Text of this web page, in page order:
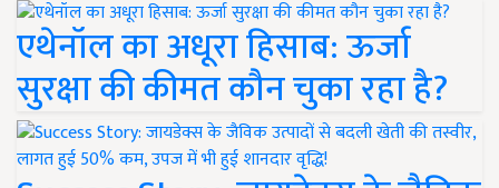
एथेनॉल का अधूरा हिसाब: ऊर्जा
सुरक्षा की कीमत कौन चुका रहा है?